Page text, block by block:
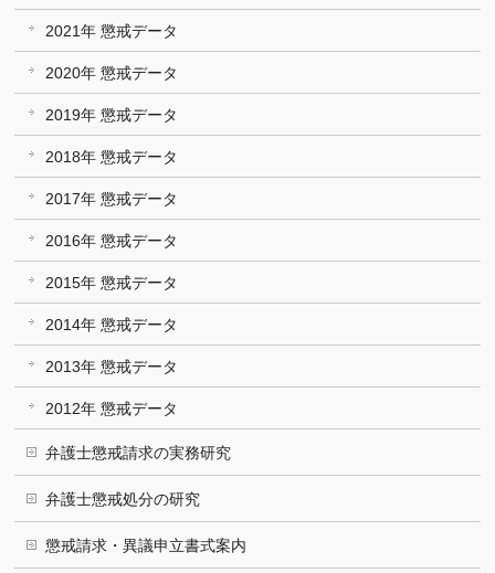
2021年 懲戒データ
2020年 懲戒データ
2019年 懲戒データ
2018年 懲戒データ
2017年 懲戒データ
2016年 懲戒データ
2015年 懲戒データ
2014年 懲戒データ
2013年 懲戒データ
2012年 懲戒データ
弁護士懲戒請求の実務研究
弁護士懲戒処分の研究
懲戒請求・異議申立書式案内